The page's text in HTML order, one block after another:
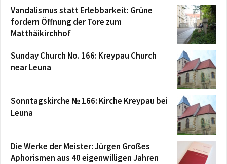
Vandalismus statt Erlebbarkeit: Grüne
fordern Öffnung der Tore zum
Matthäikirchhof
Sunday Church No. 166: Kreypau Church
near Leuna
Sonntagskirche № 166: Kirche Kreypau bei
Leuna
Die Werke der Meister: Jürgen Großes
Aphorismen aus 40 eigenwilligen Jahren